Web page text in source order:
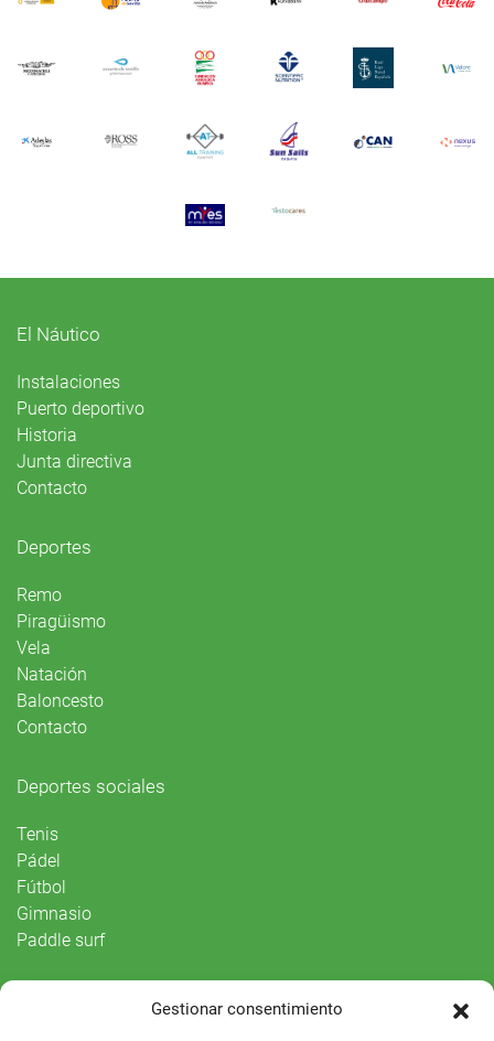
Gestionar consentimiento
El Náutico
Instalaciones
Puerto deportivo
Historia
Junta directiva
Contacto
Deportes
Remo
Piragüismo
Vela
Natación
Baloncesto
Contacto
Deportes sociales
Tenis
Pádel
Fútbol
Gimnasio
Paddle surf